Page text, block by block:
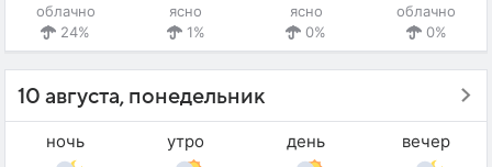
облачно
24%
ясно
1%
ясно
0%
облачно
0%
10 августа, понедельник
ночь утро день вечер